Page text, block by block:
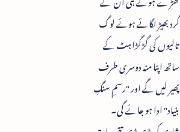
گرد بھیڑ لگائے ہوئے لوگ
تالیوں کی گڑگڑاہٹ کے
ساتھ اپنا منہ دوسری طرف
پھیر لیں گے اور "رسمِ سنگِ
بنیاد" ادا ہو جائے گی۔